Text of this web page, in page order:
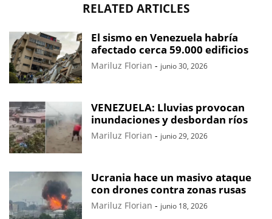
RELATED ARTICLES
El sismo en Venezuela habría
afectado cerca 59.000 edificios
Mariluz Florian - junio 30, 2026
VENEZUELA: Lluvias provocan
inundaciones y desbordan ríos
Mariluz Florian - junio 29, 2026
Ucrania hace un masivo ataque
con drones contra zonas rusas
Mariluz Florian - junio 18, 2026